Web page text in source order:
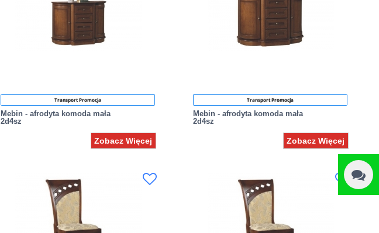
Transport Promocja
Mebin - afrodyta komoda mała
2d4sz
Zobacz Więcej
Transport Promocja
Mebin - afrodyta komoda mała
2d4sz
Zobacz Więcej